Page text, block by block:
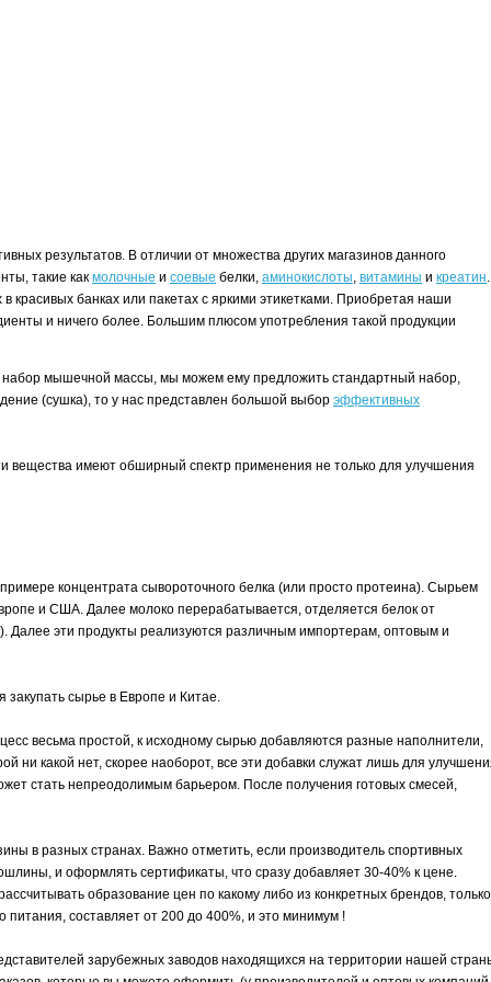
результатов. В отличии от множества других магазинов данного
такие как молочные и соевые белки, аминокислоты, витамины и креатин.
банках или пакетах с яркими этикетками. Приобретая наши
и ничего более. Большим плюсом употребления такой продукции
набор мышечной массы, мы можем ему предложить стандартный набор,
(сушка), то у нас представлен большой выбор эффективных
вещества имеют обширный спектр применения не только для улучшения
концентрата сывороточного белка (или просто протеина). Сырьем
и США. Далее молоко перерабатывается, отделяется белок от
Далее эти продукты реализуются различным импортерам, оптовым и
сырье в Европе и Китае.
весьма простой, к исходному сырью добавляются разные наполнители,
ни какой нет, скорее наоборот, все эти добавки служат лишь для
стать непреодолимым барьером. После получения готовых смесей,
в разных странах. Важно отметить, если производитель спортивных
и оформлять сертификаты, что сразу добавляет 30-40% к цене.
образование цен по какому либо из конкретных брендов, только
питания, составляет от 200 до 400%, и это минимум !
зарубежных заводов находящихся на территории нашей